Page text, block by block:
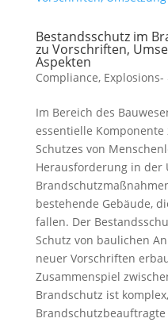
Bestandsschutz im
zu Vorschriften,
Aspekten
Compliance,
Im Bereich des
essentielle
Schutzes von
Herausforderung in der
bestehende Gebäude,
fallen. Der
Schutz von baulichen
neuer Vorschriften
Zusammenspiel
Brandschutz ist